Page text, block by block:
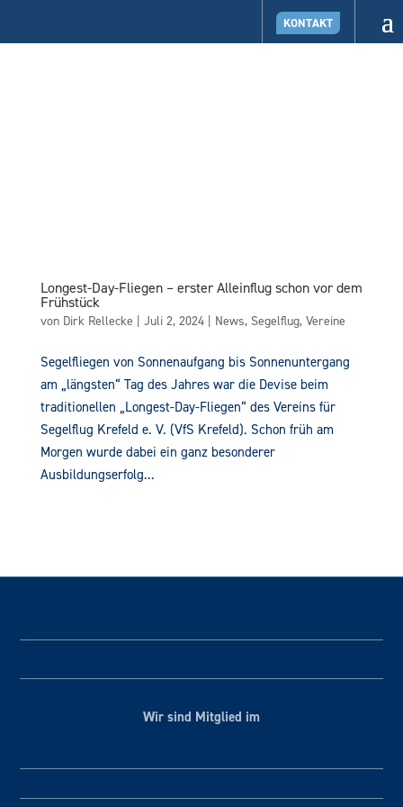
KONTAKT
Longest-Day-Fliegen – erster Alleinflug schon vor dem
Frühstück
von Dirk Rellecke | Juli 2, 2024| News, Segelflug, Vereine
Segelfliegen von Sonnenaufgang bis Sonnenuntergang
am „längsten“ Tag des Jahres war die Devise beim
traditionellen „Longest-Day-Fliegen“ des Vereins für
Segelflug Krefeld e. V. (VfS Krefeld). Schon früh am
Morgen wurde dabei ein ganz besonderer
Ausbildungserfolg...
Wir sind Mitglied im